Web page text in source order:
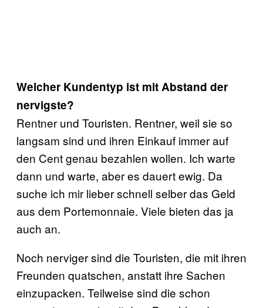
Welcher Kundentyp ist mit Abstand der
nervigste?
Rentner und Touristen. Rentner, weil sie so
langsam sind und ihren Einkauf immer auf
den Cent genau bezahlen wollen. Ich warte
dann und warte, aber es dauert ewig. Da
suche ich mir lieber schnell selber das Geld
aus dem Portemonnaie. Viele bieten das ja
auch an.
Noch nerviger sind die Touristen, die mit ihren
Freunden quatschen, anstatt ihre Sachen
einzupacken. Teilweise sind die schon